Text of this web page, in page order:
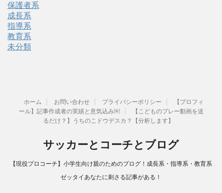
保護者系
成長系
指導系
教育系
未分類
ホーム お問い合わせ プライバシーポリシー
【プロフィ
ール】記事作成者の実績と意気込み￼
【こどものプレー動画を送
るだけ？】うちのこドウデスカ？【分析します】
サッカーとコーチとブログ
【現役プロコーチ】小学生向け親のためのブログ！成長系・指導系・教育系
ゼッタイあなたに刺さる記事がある！